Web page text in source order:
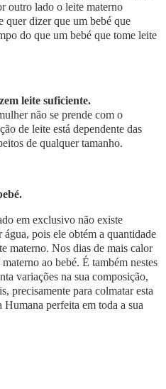
outro lado o leite materno
quer dizer que um bebé que
do que um bebé que tome leite
leite suficiente.
não se prende com o
de leite está dependente das
de qualquer tamanho.
em exclusivo não existe
água, pois ele obtém a quantidade
materno. Nos dias de mais calor
ao bebé. É também nestes
variações na sua composição,
precisamente para colmatar esta
Humana perfeita em toda a sua